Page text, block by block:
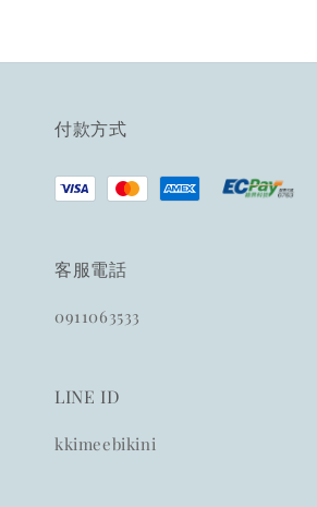
付款方式
客服電話
0911063533
LINE ID
kkimeebikini